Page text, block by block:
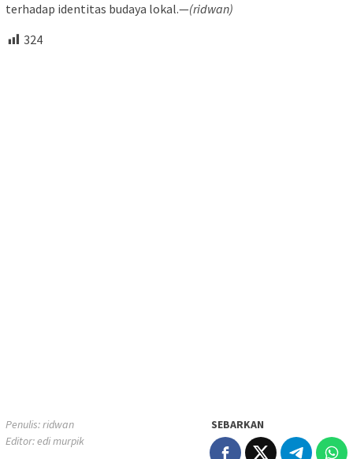
terhadap identitas budaya lokal.—(ridwan)
324
Penulis: ridwan
Editor: edi murpik
SEBARKAN